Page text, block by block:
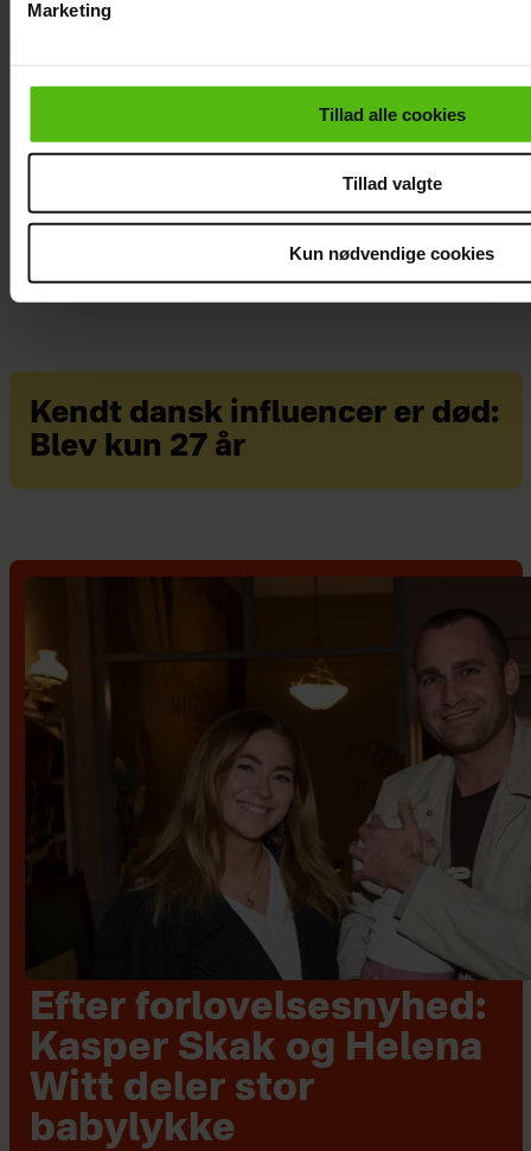
cookiepolitik.
Marketing
Tillad alle cookies
Tillad valgte
Kun nødvendige cookies
hårdt år: "Det
forfærdeligt"
Kendt dansk influencer er død:
Blev kun 27 år
Efter forlovelsesnyhed:
Kasper Skak og Helena
Witt deler stor
babylykke